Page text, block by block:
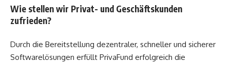
Wie stellen wir Privat- und Geschäftskunden
zufrieden?
Durch die Bereitstellung dezentraler, schneller und sicherer
Softwarelösungen erfüllt PrivaFund erfolgreich die